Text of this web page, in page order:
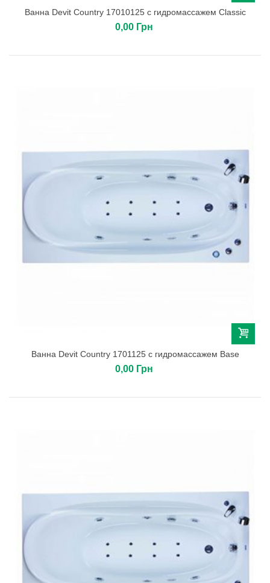
Ванна Devit Country 17010125 с гидромассажем Classic
0,00 Грн
Ванна Devit Country 1701125 с гидромассажем Base
0,00 Грн